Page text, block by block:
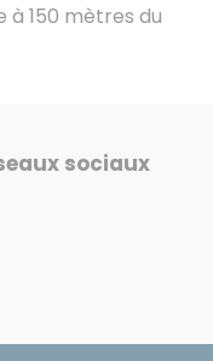
à 150 mètres du
sociaux